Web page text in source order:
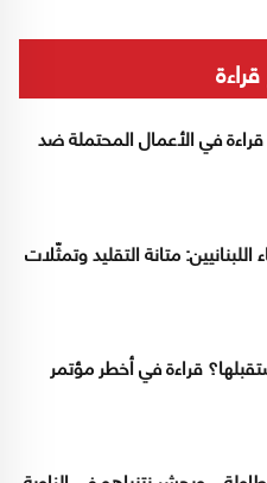
في الأعمال المحتملة ضد
اللبنانيين: متانة التقليد وتمثّلات
قراءة في أخطر مؤتمر